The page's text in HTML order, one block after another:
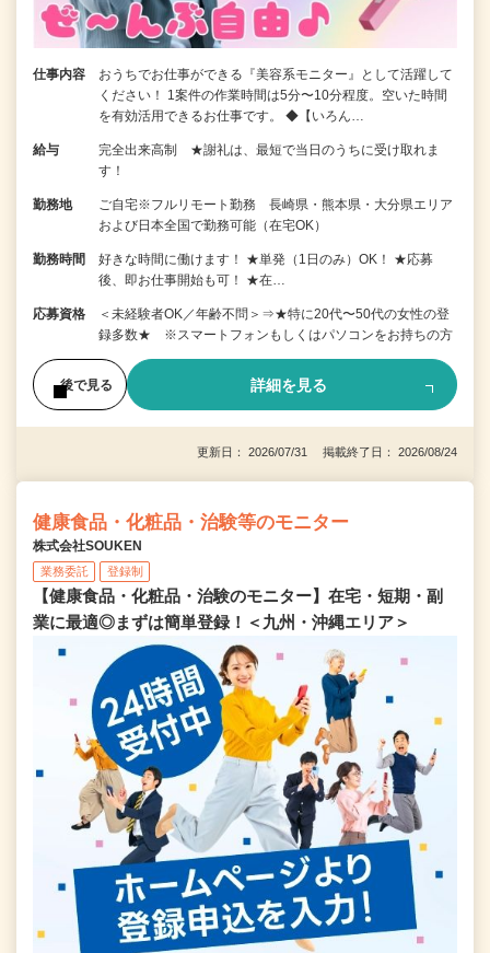
仕事内容
おうちでお仕事ができる『美容系モニター』として活躍して
ください！ 1案件の作業時間は5分〜10分程度。空いた時間
を有効活用できるお仕事です。 ◆【いろん…
給与
完全出来高制 ★謝礼は、最短で当日のうちに受け取れま
す！
勤務地
ご自宅※フルリモート勤務 長崎県・熊本県・大分県エリア
および日本全国で勤務可能（在宅OK）
勤務時間
好きな時間に働けます！ ★単発（1日のみ）OK！ ★応募
後、即お仕事開始も可！ ★在…
応募資格
＜未経験者OK／年齢不問＞⇒★特に20代〜50代の女性の登
録多数★ ※スマートフォンもしくはパソコンをお持ちの方
後で見る 詳細を見る
更新日： 2026/07/31 掲載終了日： 2026/08/24
健康食品・化粧品・治験等のモニター
株式会社SOUKEN
業務委託 登録制
【健康食品・化粧品・治験のモニター】在宅・短期・副
業に最適◎まずは簡単登録！＜九州・沖縄エリア＞